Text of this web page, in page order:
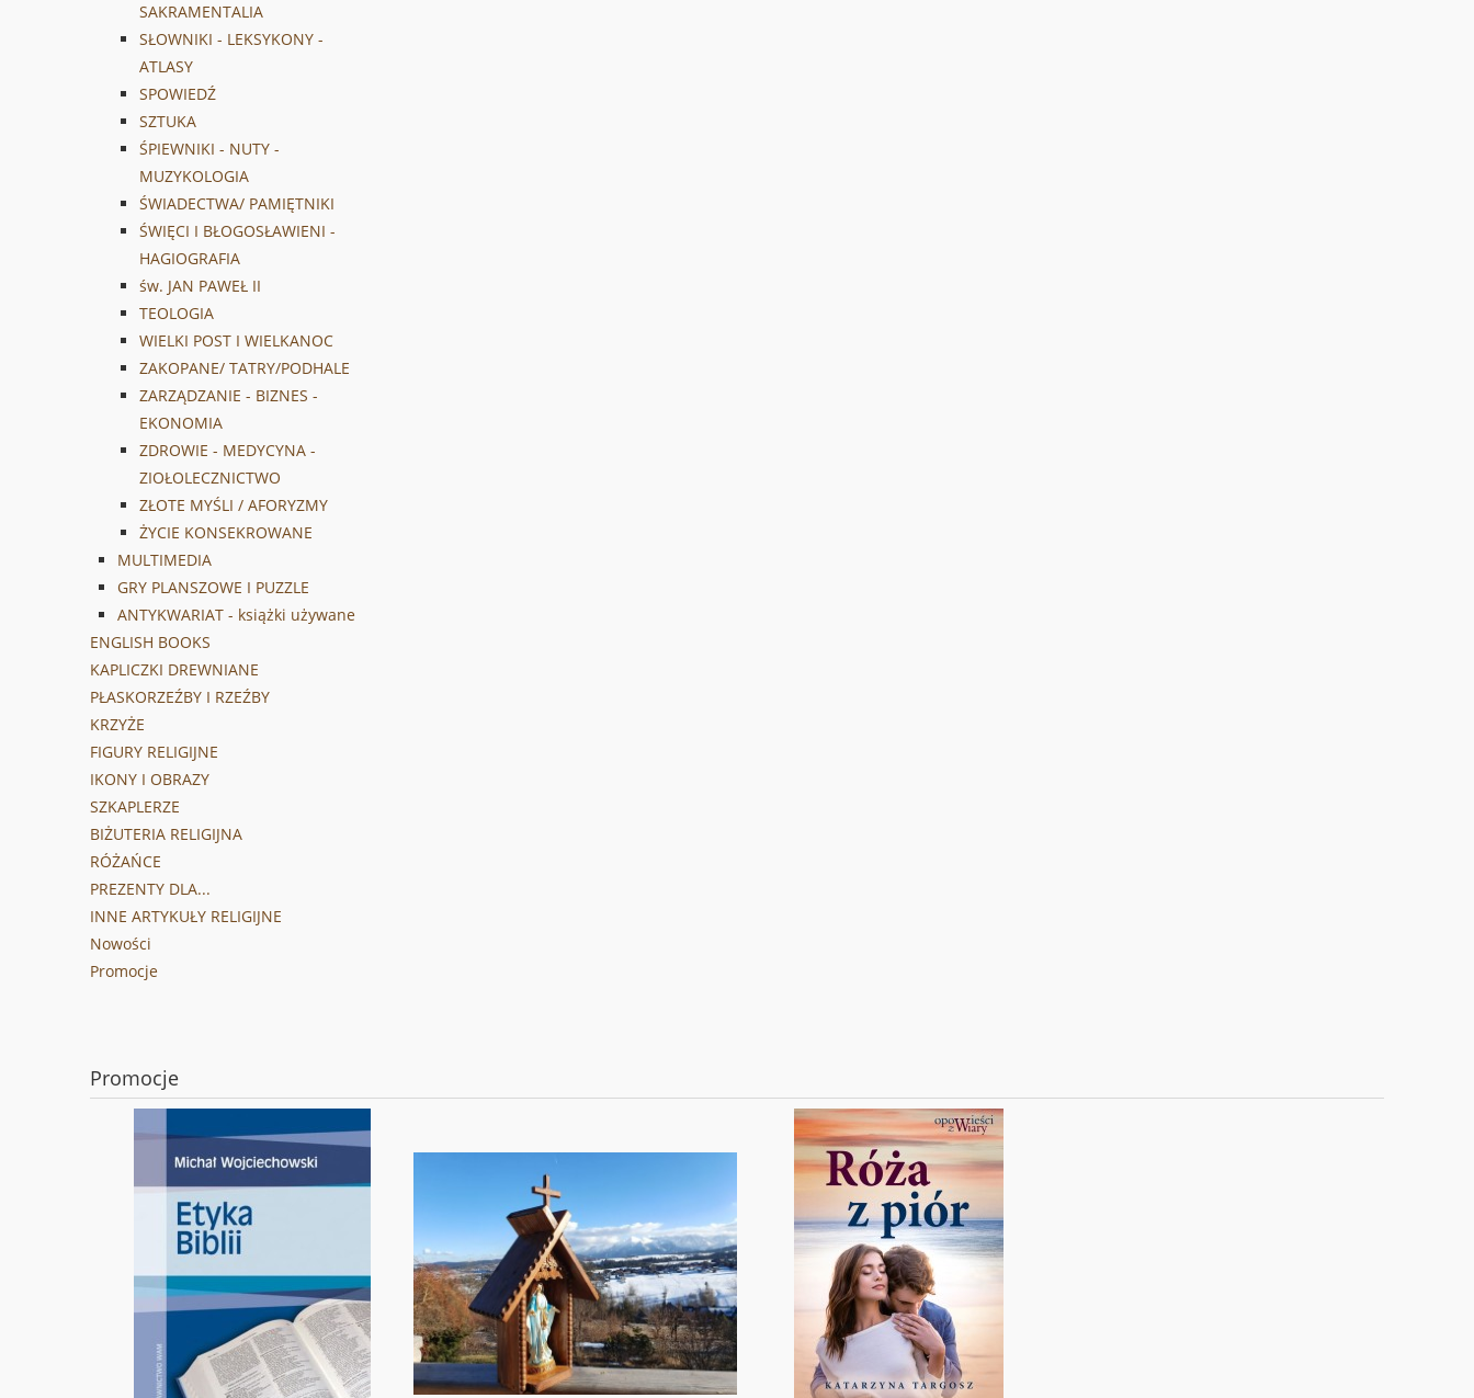
SAKRAMENTALIA
SŁOWNIKI - LEKSYKONY -
ATLASY
SPOWIEDŹ
SZTUKA
ŚPIEWNIKI - NUTY -
MUZYKOLOGIA
ŚWIADECTWA/ PAMIĘTNIKI
ŚWIĘCI I BŁOGOSŁAWIENI -
HAGIOGRAFIA
św. JAN PAWEŁ II
TEOLOGIA
WIELKI POST I WIELKANOC
ZAKOPANE/ TATRY/PODHALE
ZARZĄDZANIE - BIZNES -
EKONOMIA
ZDROWIE - MEDYCYNA -
ZIOŁOLECZNICTWO
ZŁOTE MYŚLI / AFORYZMY
ŻYCIE KONSEKROWANE
MULTIMEDIA
GRY PLANSZOWE I PUZZLE
ANTYKWARIAT - książki używane
ENGLISH BOOKS
KAPLICZKI DREWNIANE
PŁASKORZEŹBY I RZEŹBY
KRZYŻE
FIGURY RELIGIJNE
IKONY I OBRAZY
SZKAPLERZE
BIŻUTERIA RELIGIJNA
RÓŻAŃCE
PREZENTY DLA...
INNE ARTYKUŁY RELIGIJNE
Nowości
Promocje
Promocje